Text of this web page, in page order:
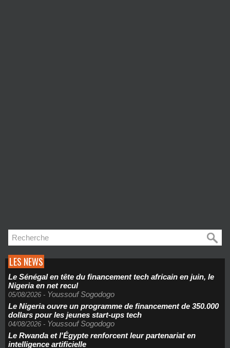
LES NEWS
Le Sénégal en tête du financement tech africain en juin, le
Nigeria en net recul
05/08/2026 - Youssouf Sogodogo
Le Nigeria ouvre un programme de financement de 350.000
dollars pour les jeunes start-ups tech
04/08/2026 - Youssouf Sogodogo
Le Rwanda et l'Égypte renforcent leur partenariat en
intelligence artificielle